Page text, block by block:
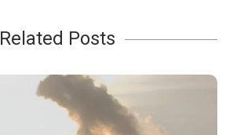
Related Posts